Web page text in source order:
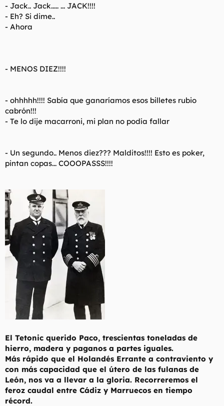
- Jack.. Jack..... ... JACK!!!!
- Eh? Si dime..
- Ahora
- MENOS DIEZ!!!!
- ohhhhh!!!! Sabía que ganaríamos esos billetes rubio
cabrón!!!
- Te lo dije macarroni, mi plan no podía fallar
- Un segundo.. Menos diez??? Malditos!!!! Esto es poker,
pintan copas... COOOPASSS!!!!
El Tetonic querido Paco, trescientas toneladas de
hierro, madera y paganos a partes iguales.
Más rápido que el Holandés Errante a contraviento y
con más capacidad que el útero de las fulanas de
León, nos va a llevar a la gloria. Recorreremos el
feroz caudal entre Cádiz y Marruecos en tiempo
récord.